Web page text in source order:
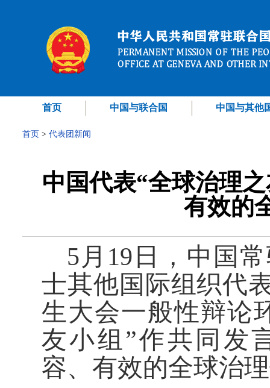
首页 中国与联合国 中国与其他
首页 > 代表团新闻
中国代表“全球治理
有效的
5月19日，中国
士其他国际组织代
生大会一般性辩论
友小组”作共同发
容、有效的全球治